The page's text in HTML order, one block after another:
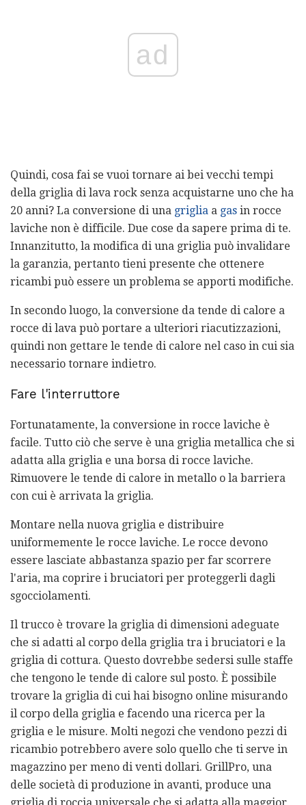
ad
Quindi, cosa fai se vuoi tornare ai bei vecchi tempi
della griglia di lava rock senza acquistarne uno che ha
20 anni? La conversione di una griglia a gas in rocce
laviche non è difficile. Due cose da sapere prima di te.
Innanzitutto, la modifica di una griglia può invalidare
la garanzia, pertanto tieni presente che ottenere
ricambi può essere un problema se apporti modifiche.
In secondo luogo, la conversione da tende di calore a
rocce di lava può portare a ulteriori riacutizzazioni,
quindi non gettare le tende di calore nel caso in cui sia
necessario tornare indietro.
Fare l'interruttore
Fortunatamente, la conversione in rocce laviche è
facile. Tutto ciò che serve è una griglia metallica che si
adatta alla griglia e una borsa di rocce laviche.
Rimuovere le tende di calore in metallo o la barriera
con cui è arrivata la griglia.
Montare nella nuova griglia e distribuire
uniformemente le rocce laviche. Le rocce devono
essere lasciate abbastanza spazio per far scorrere
l'aria, ma coprire i bruciatori per proteggerli dagli
sgocciolamenti.
Il trucco è trovare la griglia di dimensioni adeguate
che si adatti al corpo della griglia tra i bruciatori e la
griglia di cottura. Questo dovrebbe sedersi sulle staffe
che tengono le tende di calore sul posto. È possibile
trovare la griglia di cui hai bisogno online misurando
il corpo della griglia e facendo una ricerca per la
griglia e le misure. Molti negozi che vendono pezzi di
ricambio potrebbero avere solo quello che ti serve in
magazzino per meno di venti dollari. GrillPro, una
delle società di produzione in avanti, produce una